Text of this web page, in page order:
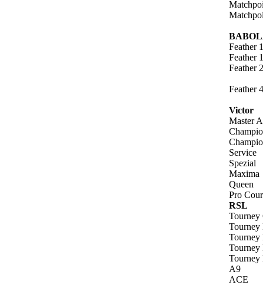
Feather
Feather 1
Feather 2
Feather 4
Victor
Master
Service
Spezial
Maxima
Queen
Pro
RSL
Tourney
Tourney
Tourney
Tourney
Tourney
A9
ACE